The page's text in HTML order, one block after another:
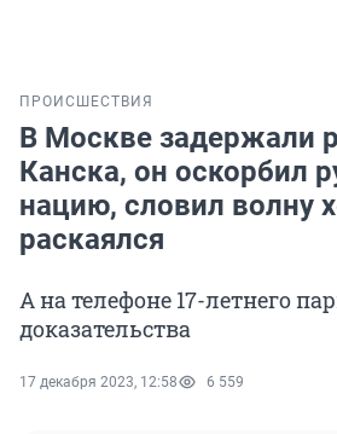
ПРОИСШЕСТВИЯ
В Москве задержали
Канска, он оскорбил
нацию, словил волну
раскаялся
А на телефоне 17-летнего
доказательства
17 декабря 2023, 12:58 6 559